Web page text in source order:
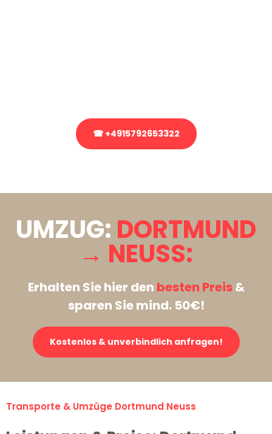
☎ +4915792653322
UMZUG: DORTMUND
→ NEUSS:
Erhalten Sie hier den besten Preis&
sparen Sie mind. 50€!
Kostenlos & unverbindlich anfragen!
Transporte & Umzüge Dortmund Neuss